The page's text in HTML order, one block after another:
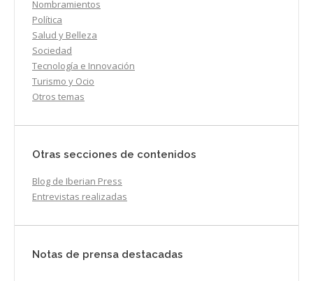
Nombramientos
Política
Salud y Belleza
Sociedad
Tecnología e Innovación
Turismo y Ocio
Otros temas
Otras secciones de contenidos
Blog de Iberian Press
Entrevistas realizadas
Notas de prensa destacadas